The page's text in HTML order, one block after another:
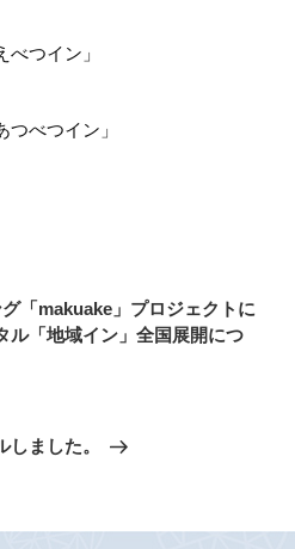
つイン」
べつイン」
「makuake」プロジェクトに
ル「地域イン」全国展開につ
ました。